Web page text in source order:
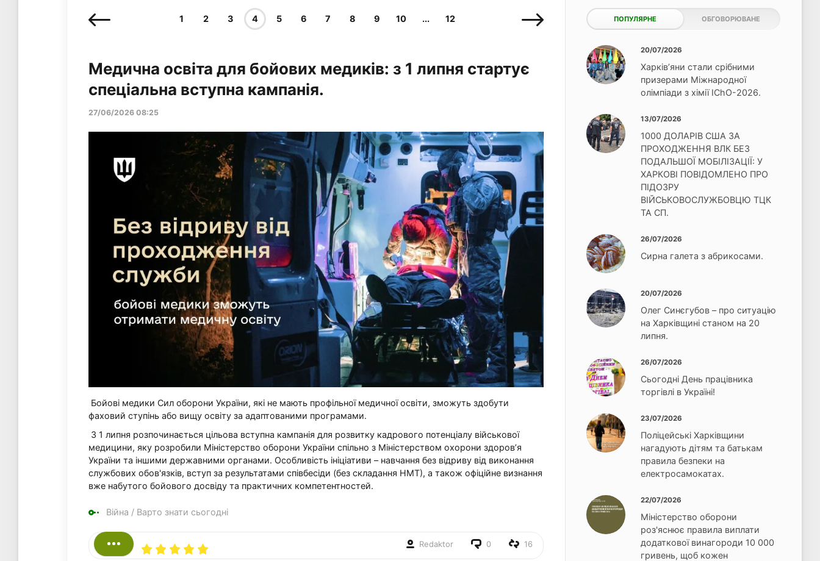
1 2 3 4 5 6 7 8 9 10 ... 12
Медична освіта для бойових медиків: з 1 липня стартує
спеціальна вступна кампанія.
27/06/2026 08:25
Бойові медики Сил оборони України, які не мають профільної медичної освіти, зможуть здобути
фаховий ступінь або вищу освіту за адаптованими програмами.
З 1 липня розпочинається цільова вступна кампанія для розвитку кадрового потенціалу військової
медицини, яку розробили Міністерство оборони України спільно з Міністерством охорони здоров’я
України та іншими державними органами. Особливість ініціативи – навчання без відриву від виконання
службових обов'язків, вступ за результатами співбесіди (без складання НМТ), а також офіційне визнання
вже набутого бойового досвіду та практичних компетентностей.
Війна / Варто знати сьогодні
Redaktor 0 16
ПОПУЛЯРНЕ ОБГОВОРЮВАНЕ
20/07/2026
Харків’яни стали срібними
призерами Міжнародної
олімпіади з хімії IChO-2026.
13/07/2026
1000 ДОЛАРІВ США ЗА
ПРОХОДЖЕННЯ ВЛК БЕЗ
ПОДАЛЬШОЇ МОБІЛІЗАЦІЇ: У
ХАРКОВІ ПОВІДОМЛЕНО ПРО
ПІДОЗРУ
ВІЙСЬКОВОСЛУЖБОВЦЮ ТЦК
ТА СП.
26/07/2026
Сирна галета з абрикосами.
20/07/2026
Олег Синєгубов – про ситуацію
на Харківщині станом на 20
липня.
26/07/2026
Сьогодні День працівника
торгівлі в Україні!
23/07/2026
Поліцейські Харківщини
нагадують дітям та батькам
правила безпеки на
електросамокатах.
22/07/2026
Міністерство оборони
роз'яснює правила виплати
додаткової винагороди 10 000
гривень, щоб кожен